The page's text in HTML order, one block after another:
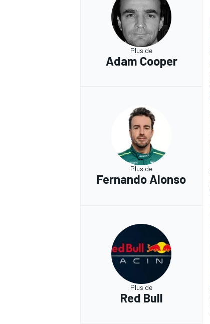
Plus de
Adam Cooper
Plus de
Fernando Alonso
Plus de
Red Bull